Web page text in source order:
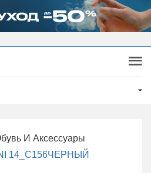
И Аксессуары
14_C156ЧЕРНЫЙ